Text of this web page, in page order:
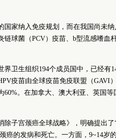
国家纳入免疫规划，而在我国尚未
链球菌（PCV）疫苗、b型流感嗜血
界卫生组织194个成员国中，已经有
疫苗由全球疫苗免疫联盟（GAVI
。在加拿大、澳大利亚、英国
除子宫颈癌全球战略》，明确提出了
癌的发病和死亡。一方面，9~14岁